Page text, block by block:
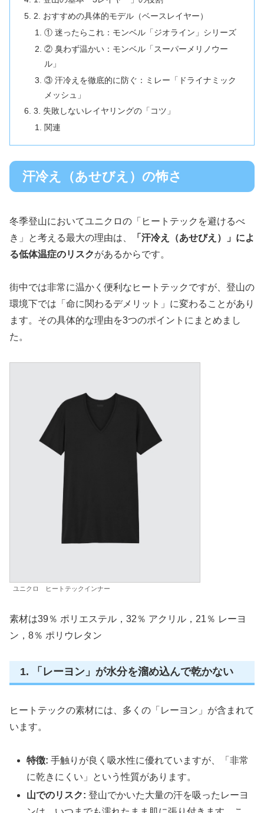
2. おすすめの具体的モデル（ベースレイヤー）
① 迷ったらこれ：モンベル「ジオライン」シリーズ
② 臭わず温かい：モンベル「スーパーメリノウー
ル」
③ 汗冷えを徹底的に防ぐ：ミレー「ドライナミック
メッシュ」
3. 失敗しないレイヤリングの「コツ」
関連
汗冷え（あせびえ）の怖さ
冬季登山においてユニクロの「ヒートテックを避けるべ
き」と考える最大の理由は、
「汗冷え（あせびえ）」によ
る低体温症のリスクがあるからです。
街中では非常に温かく便利なヒートテックですが、登山の
環境下では「命に関わるデメリット」に変わることがあり
ます。その具体的な理由を3つのポイントにまとめまし
た。
ユニクロ ヒートテックインナー
素材は39％ ポリエステル，32％ アクリル，21％ レーヨ
ン，8％ ポリウレタン
1. 「レーヨン」が水分を溜め込んで乾かない
ヒートテックの素材には、多くの「レーヨン」が含まれて
います。
特徴: 手触りが良く吸水性に優れていますが、「非常
に乾きにくい」という性質があります。
山でのリスク: 登山でかいた大量の汗を吸ったレーヨ